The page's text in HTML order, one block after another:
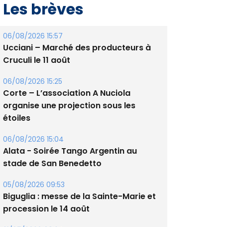
Les brèves
06/08/2026 15:57
Cruculi le 11 août
06/08/2026 15:25
Corte – L’association A Nuciola
étoiles
06/08/2026 15:04
stade de San Benedetto
05/08/2026 09:53